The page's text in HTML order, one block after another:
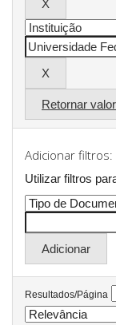
Retornar
Adicionar filtros:
Utilizar filtros
Resultados/Página